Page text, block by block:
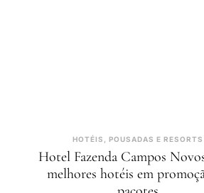
HOTÉIS, POUSADAS E RESORTS
Hotel Fazenda Campos
melhores hotéis em